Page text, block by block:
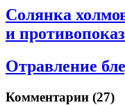
Солянка
и
Отравление
Комментарии (27)